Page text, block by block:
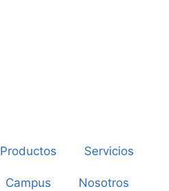
Productos Servicios
Campus Nosotros